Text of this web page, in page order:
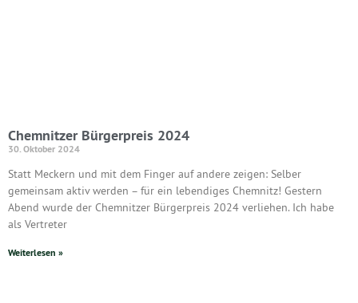
Chemnitzer Bürgerpreis 2024
30. Oktober 2024
Statt Meckern und mit dem Finger auf andere zeigen: Selber
gemeinsam aktiv werden – für ein lebendiges Chemnitz! Gestern
Abend wurde der Chemnitzer Bürgerpreis 2024 verliehen. Ich habe
als Vertreter
Weiterlesen »